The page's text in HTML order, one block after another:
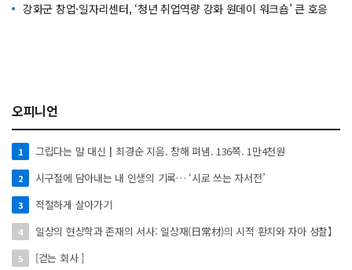
강화군 창업·일자리센터, ‘청년 취업역량 강화 원데이 워크숍’ 큰 호응
오피니언
1 그립다는 말 대신┃최경순 지음. 창해 펴냄. 136쪽. 1만4천원
2 시구절에 담아내는 내 인생의 기록… ‘시로 쓰는 자서전’
3 적절하게 살아가기
4 일상의 현상학과 존재의 서사: 일상재(日常材)의 시적 환치와 자아 성찰】
5 [걷는 회사 ]